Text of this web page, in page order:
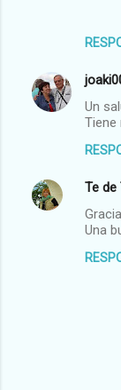
Un
Tiene
Te de
Una